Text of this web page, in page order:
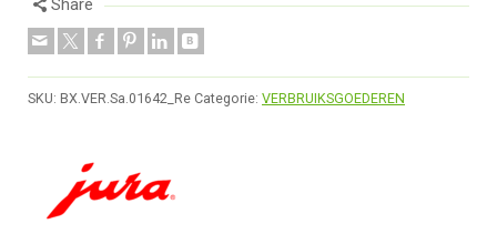
Share
SKU: BX.VER.Sa.01642_Re Categorie: VERBRUIKSGOEDEREN